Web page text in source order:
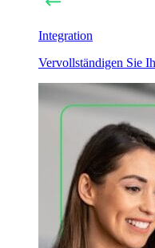
Integration
Vervollständigen Sie